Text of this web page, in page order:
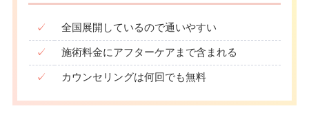
✓ 全国展開しているので通いやすい
✓ 施術料金にアフターケアまで含まれる
✓ カウンセリングは何回でも無料